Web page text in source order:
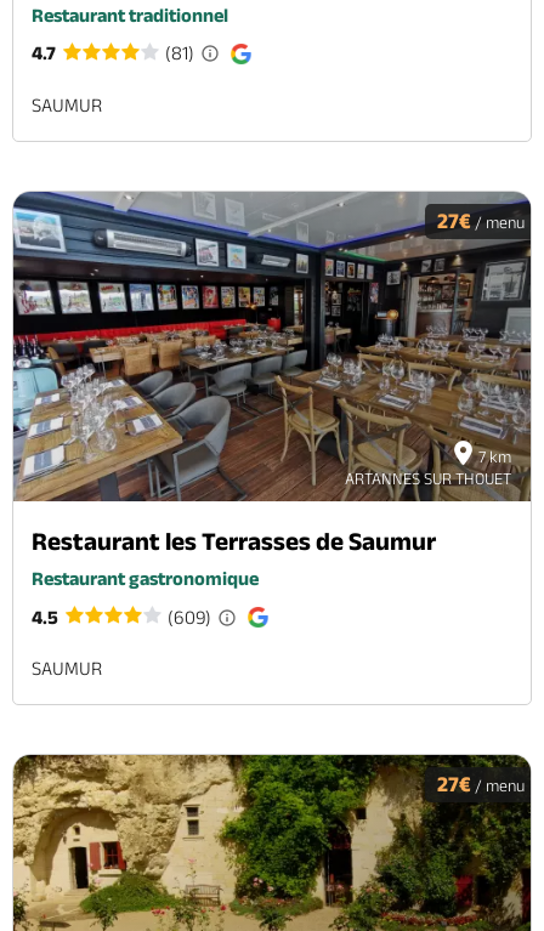
Restaurant traditionnel
4.7
(81)
SAUMUR
7 km
ARTANNES SUR THOUET
27€ / menu
Restaurant les Terrasses de Saumur
Restaurant gastronomique
4.5
(609)
SAUMUR
27€ / menu